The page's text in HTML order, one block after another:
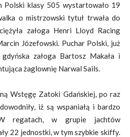
klasy 505 wystartowało 19
o mistrzowski tytuł trwała do
załoga Henri Lloyd Racing
Józefowski. Puchar Polski, już
załoga Bartosz Makała i
żaglownię Narwal Sails.
Wstęgę Zatoki Gdańskiej, po raz
iż są wspaniałą i bardzo
regatach, w grupie jachtów
22 jednostki, w tym szybkie skiffy.